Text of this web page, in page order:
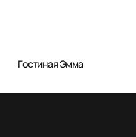
Гостиная Эмма